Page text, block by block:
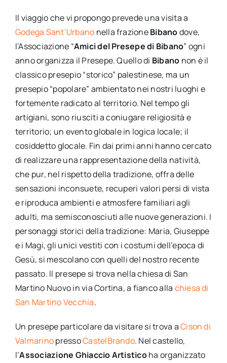
Il viaggio che vi propongo prevede una visita a
Godega Sant’Urbano nella frazioneBibanodove,
l’Associazione “Amici del Presepe di Bibano” ogni
anno organizza il Presepe. Quello di Bibano non è il
classico presepio “storico” palestinese, ma un
presepio “popolare” ambientato nei nostri luoghi e
fortemente radicato al territorio. Nel tempo gli
artigiani, sono riusciti a coniugare religiosità e
territorio; un evento globale in logica locale; il
cosiddetto glocale. Fin dai primi anni hanno cercato
di realizzare una rappresentazione della natività,
che pur, nel rispetto della tradizione, offra delle
sensazioni inconsuete, recuperi valori persi di vista
e riproduca ambienti e atmosfere familiari agli
adulti, ma semisconosciuti alle nuove generazioni. I
personaggi storici della tradizione: Maria, Giuseppe
e i Magi, gli unici vestiti con i costumi dell’epoca di
Gesù, si mescolano con quelli del nostro recente
passato. Il presepe si trova nella chiesa di San
Martino Nuovo in via Cortina, a fianco alla chiesa di
San Martino Vecchia.
Un presepe particolare da visitare si trova aCison di
ValmarinopressoCastelBrando. Nel castello,
l’Associazione Ghiaccio Artisticoha organizzato